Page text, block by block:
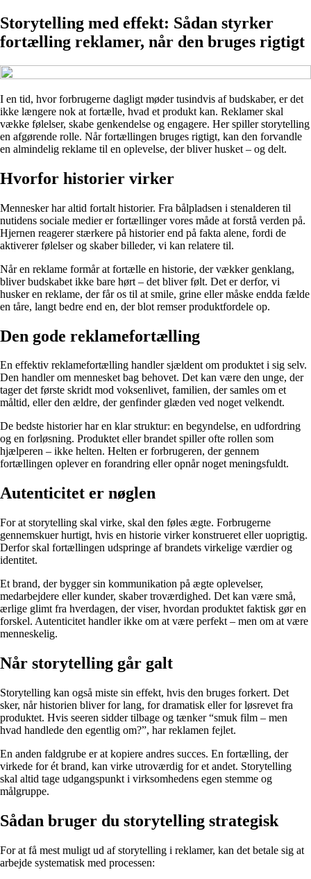
Storytelling med effekt: Sådan styrker
fortælling reklamer, når den bruges rigtigt
I en tid, hvor forbrugerne dagligt møder tusindvis af budskaber, er det
ikke længere nok at fortælle, hvad et produkt kan. Reklamer skal
vække følelser, skabe genkendelse og engagere. Her spiller storytelling
en afgørende rolle. Når fortællingen bruges rigtigt, kan den forvandle
en almindelig reklame til en oplevelse, der bliver husket – og delt.
Hvorfor historier virker
Mennesker har altid fortalt historier. Fra bålpladsen i stenalderen til
nutidens sociale medier er fortællinger vores måde at forstå verden på.
Hjernen reagerer stærkere på historier end på fakta alene, fordi de
aktiverer følelser og skaber billeder, vi kan relatere til.
Når en reklame formår at fortælle en historie, der vækker genklang,
bliver budskabet ikke bare hørt – det bliver følt. Det er derfor, vi
husker en reklame, der får os til at smile, grine eller måske endda fælde
en tåre, langt bedre end en, der blot remser produktfordele op.
Den gode reklamefortælling
En effektiv reklamefortælling handler sjældent om produktet i sig selv.
Den handler om mennesket bag behovet. Det kan være den unge, der
tager det første skridt mod voksenlivet, familien, der samles om et
måltid, eller den ældre, der genfinder glæden ved noget velkendt.
De bedste historier har en klar struktur: en begyndelse, en udfordring
og en forløsning. Produktet eller brandet spiller ofte rollen som
hjælperen – ikke helten. Helten er forbrugeren, der gennem
fortællingen oplever en forandring eller opnår noget meningsfuldt.
Autenticitet er nøglen
For at storytelling skal virke, skal den føles ægte. Forbrugerne
gennemskuer hurtigt, hvis en historie virker konstrueret eller uoprigtig.
Derfor skal fortællingen udspringe af brandets virkelige værdier og
identitet.
Et brand, der bygger sin kommunikation på ægte oplevelser,
medarbejdere eller kunder, skaber troværdighed. Det kan være små,
ærlige glimt fra hverdagen, der viser, hvordan produktet faktisk gør en
forskel. Autenticitet handler ikke om at være perfekt – men om at være
menneskelig.
Når storytelling går galt
Storytelling kan også miste sin effekt, hvis den bruges forkert. Det
sker, når historien bliver for lang, for dramatisk eller for løsrevet fra
produktet. Hvis seeren sidder tilbage og tænker “smuk film – men
hvad handlede den egentlig om?”, har reklamen fejlet.
En anden faldgrube er at kopiere andres succes. En fortælling, der
virkede for ét brand, kan virke utroværdig for et andet. Storytelling
skal altid tage udgangspunkt i virksomhedens egen stemme og
målgruppe.
Sådan bruger du storytelling strategisk
For at få mest muligt ud af storytelling i reklamer, kan det betale sig at
arbejde systematisk med processen: